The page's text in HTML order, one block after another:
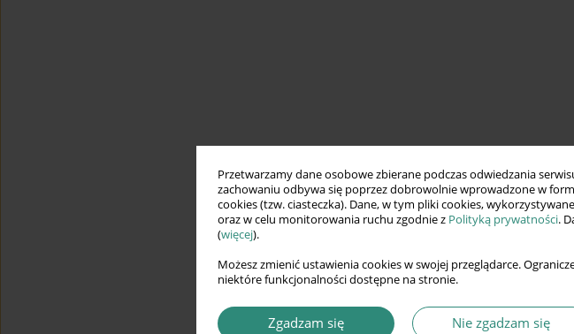
Przetwarzamy dane osobowe zbierane podczas odwiedzania
zachowaniu odbywa się poprzez dobrowolnie wprowadzone w
cookies (tzw. ciasteczka). Dane, w tym pliki cookies,
oraz w celu monitorowania ruchu zgodnie z Polityką prywatności.
(więcej).
Możesz zmienić ustawienia cookies w swojej przeglądarce.
niektóre funkcjonalności dostępne na stronie.
Zgadzam się Nie zgadzam się